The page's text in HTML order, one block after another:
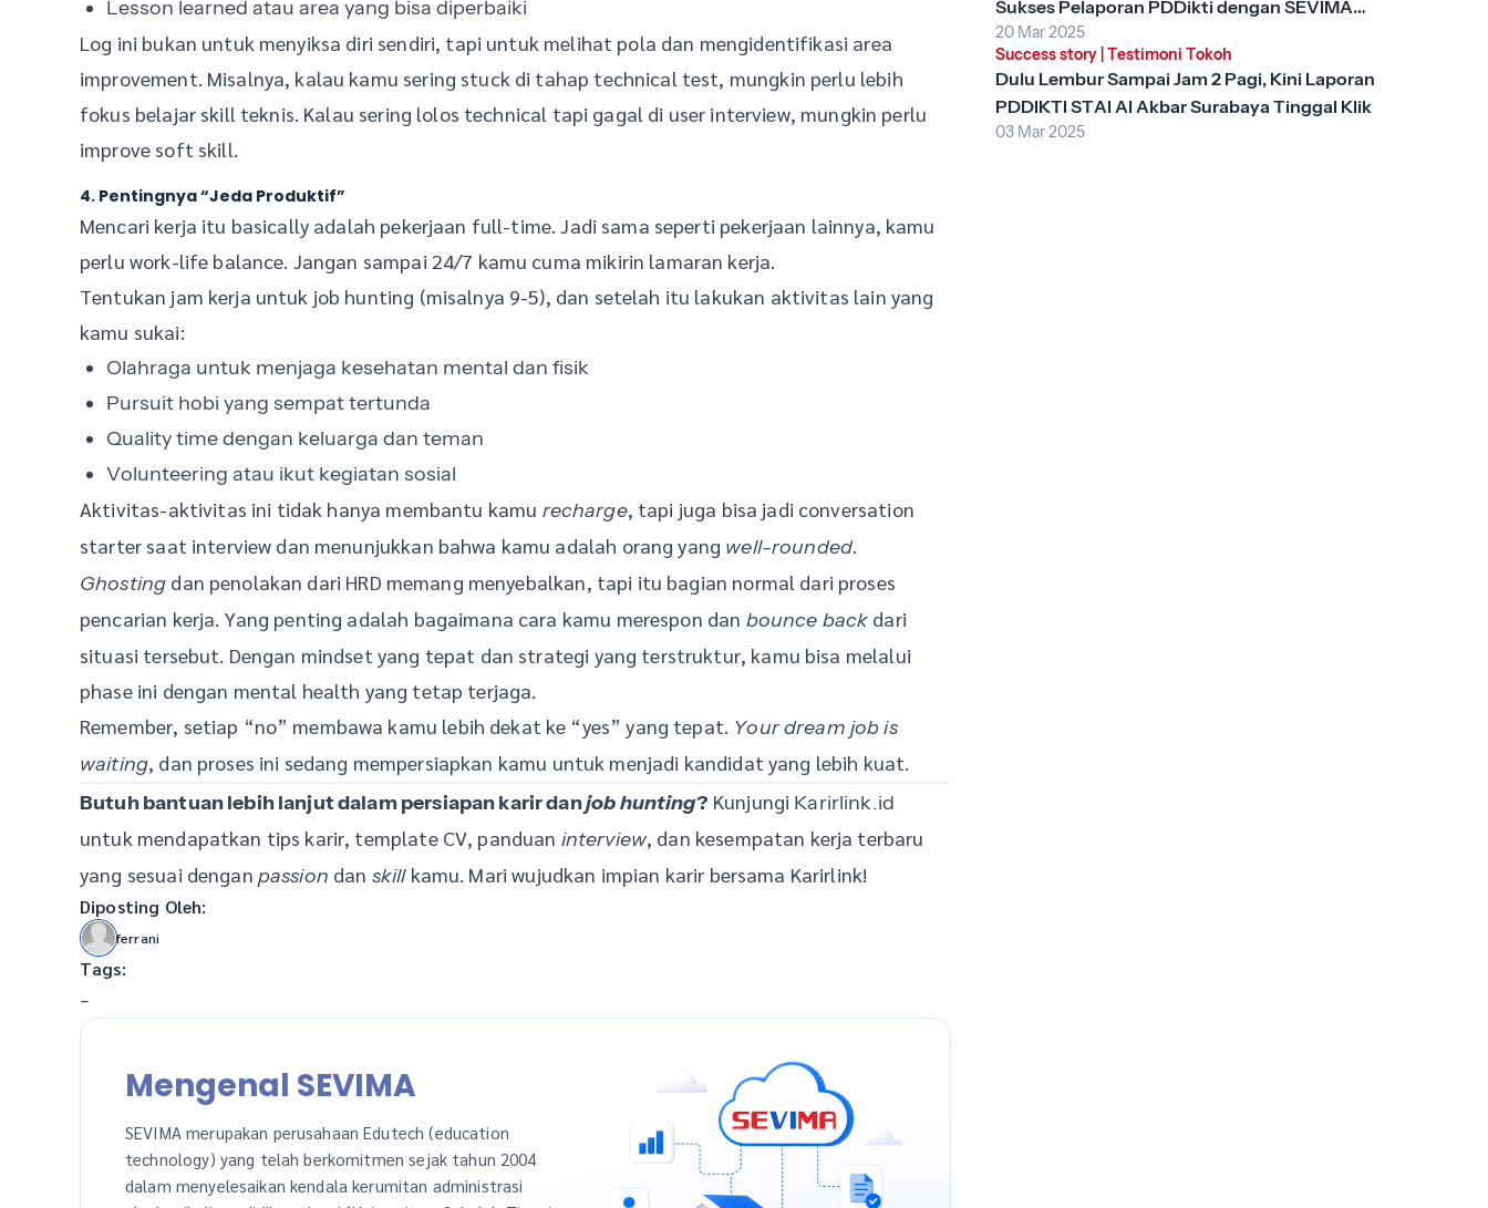
Lesson learned atau area yang bisa diperbaiki
Log ini bukan untuk menyiksa diri sendiri, tapi untuk melihat pola dan mengidentifikasi area
improvement. Misalnya, kalau kamu sering stuck di tahap technical test, mungkin perlu lebih
fokus belajar skill teknis. Kalau sering lolos technical tapi gagal di user interview, mungkin perlu
improve soft skill.
4. Pentingnya “Jeda Produktif”
Mencari kerja itu basically adalah pekerjaan full-time. Jadi sama seperti pekerjaan lainnya, kamu
perlu work-life balance. Jangan sampai 24/7 kamu cuma mikirin lamaran kerja.
Tentukan jam kerja untuk job hunting (misalnya 9-5), dan setelah itu lakukan aktivitas lain yang
kamu sukai:
Olahraga untuk menjaga kesehatan mental dan fisik
Pursuit hobi yang sempat tertunda
Quality time dengan keluarga dan teman
Volunteering atau ikut kegiatan sosial
Aktivitas-aktivitas ini tidak hanya membantu kamu recharge, tapi juga bisa jadi conversation
starter saat interview dan menunjukkan bahwa kamu adalah orang yang well-rounded.
Ghosting dan penolakan dari HRD memang menyebalkan, tapi itu bagian normal dari proses
pencarian kerja. Yang penting adalah bagaimana cara kamu merespon dan bounce back dari
situasi tersebut. Dengan mindset yang tepat dan strategi yang terstruktur, kamu bisa melalui
phase ini dengan mental health yang tetap terjaga.
Remember, setiap “no” membawa kamu lebih dekat ke “yes” yang tepat. Your dream job is
waiting, dan proses ini sedang mempersiapkan kamu untuk menjadi kandidat yang lebih kuat.
Butuh bantuan lebih lanjut dalam persiapan karir danjob hunting? Kunjungi Karirlink.id
untuk mendapatkan tips karir, template CV, panduan interview, dan kesempatan kerja terbaru
yang sesuai dengan passion dan skillkamu. Mari wujudkan impian karir bersama Karirlink!
Diposting Oleh:
ferrani
Tags:
-
Mengenal SEVIMA
SEVIMA merupakan perusahaan Edutech (education
technology) yang telah berkomitmen sejak tahun 2004
dalam menyelesaikan kendala kerumitan administrasi
Sukses Pelaporan PDDikti dengan SEVIMA
Platform
20 Mar 2025
Success story| Testimoni Tokoh
Dulu Lembur Sampai Jam 2 Pagi, Kini Laporan
PDDIKTI STAI Al Akbar Surabaya Tinggal Klik
03 Mar 2025